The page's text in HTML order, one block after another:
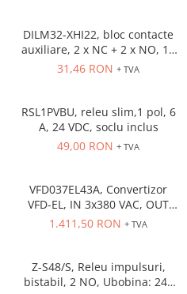
DILM32-XHI22, bloc contacte
auxiliare, 2 x NC + 2 x NO, 16
A, montaj frontal
31,46 RON + TVA
RSL1PVBU, releu slim,1 pol, 6
A, 24 VDC, soclu inclus
49,00 RON + TVA
VFD037EL43A, Convertizor
VFD-EL, IN 3x380 VAC, OUT
3x380 VAC, 3.7kW, 8.2 A,
inclus
1.411,50 RON + TVA
Z-S48/S, Releu impulsuri,
bistabil, 2 NO, Ubobina: 24V